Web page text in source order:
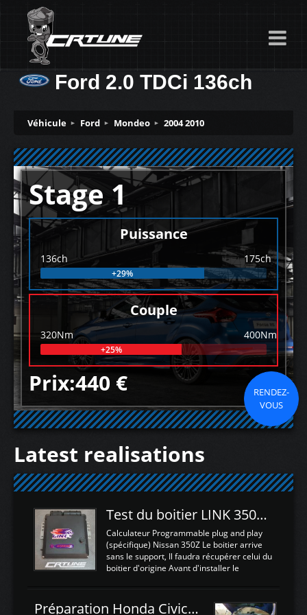
Ford 2.0 TDCi 136ch
Véhicule Ford Mondeo 2004 2010
Stage 1
Puissance
136ch 175ch
+29%
Couple
320Nm 400Nm
+25%
Prix:440 €
RENDEZ-
VOUS
Latest realisations
Test du boitier LINK 350Z Plugin ECU
Calculateur Programmable plug and play
(spécifique) Nissan 350Z Le boitier arrive
sans le support, Il faudra récupérer celui du
boitier d'origine Avant d'installer le
d'envoyer l'information de la large bande
Préparation Honda Civic Type R FK2